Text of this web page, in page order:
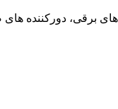
برقی، دورکننده